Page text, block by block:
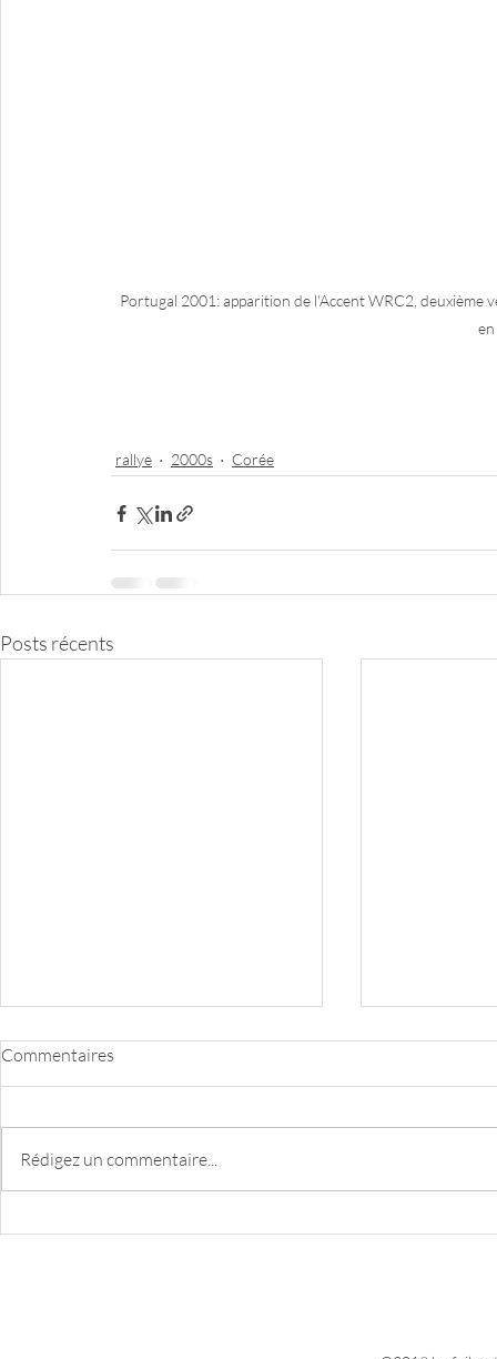
Portugal 2001: apparition de l'Accent WRC2,
rallye 2000s Corée
Posts récents
Commentaires
Rédigez un commentaire...